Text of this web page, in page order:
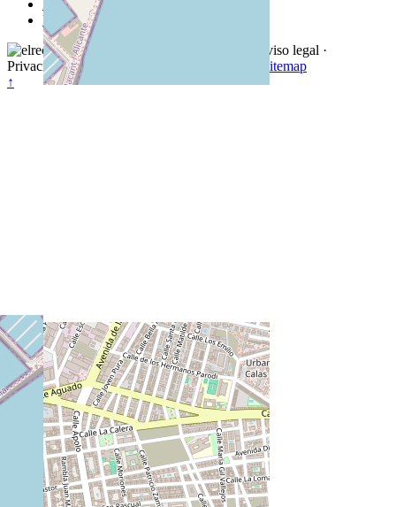
Restaurantes en Teguise
Restaurantes en Alcoy
Aviso legal ·
Privacidad·Cookies
Sitemap
↑